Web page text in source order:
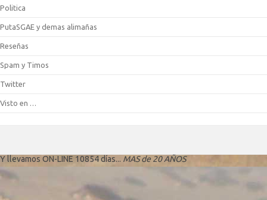
Politica
PutaSGAE y demas alimañas
Reseñas
Spam y Timos
Twitter
Visto en …
Y llevamos ON-LINE 10854 días... MAS de 20 AÑOS